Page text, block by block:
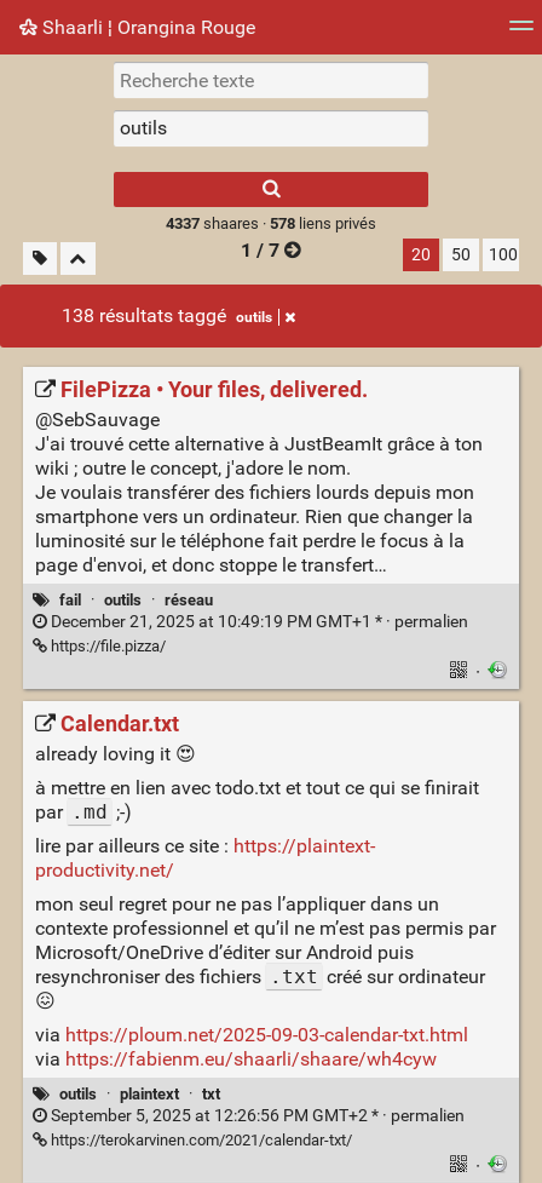
Shaarli ¦ Orangina Rouge
Nuage de tags Mur d'images
results.
4337shaares · 578liens privés
1 / 7 20 50 100
138 résultats taggé outils
FilePizza • Your files, delivered.
@SebSauvage
J'ai trouvé cette alternative à JustBeamIt grâce à ton
wiki ; outre le concept, j'adore le nom.
Je voulais transférer des fichiers lourds depuis mon
smartphone vers un ordinateur. Rien que changer la
luminosité sur le téléphone fait perdre le focus à la
page d'envoi, et donc stoppe le transfert…
fail · outils · réseau
December 21, 2025 at 10:49:19 PM GMT+1 * · permalien
https://file.pizza/
·
Calendar.txt
already loving it 😍
à mettre en lien avec todo.txt et tout ce qui se finirait
par .md ;-)
lire par ailleurs ce site : https://plaintext-
productivity.net/
mon seul regret pour ne pas l’appliquer dans un
contexte professionnel et qu’il ne m’est pas permis par
Microsoft/OneDrive d’éditer sur Android puis
resynchroniser des fichiers .txt créé sur ordinateur
😖
via https://ploum.net/2025-09-03-calendar-txt.html
via https://fabienm.eu/shaarli/shaare/wh4cyw
outils · plaintext · txt
September 5, 2025 at 12:26:56 PM GMT+2 * · permalien
https://terokarvinen.com/2021/calendar-txt/
·